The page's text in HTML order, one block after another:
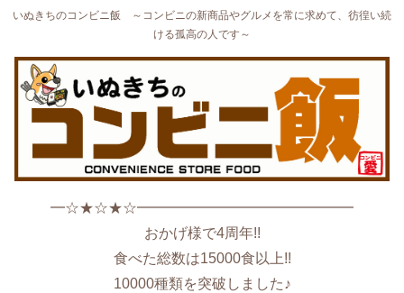
いぬきちのコンビニ飯 ～コンビニの新商品やグルメを常に求めて、彷徨い続
ける孤高の人です～
━☆★☆★☆━━━━━━━━━━━━━━━
おかげ様で4周年!!
食べた総数は15000食以上!!
10000種類を突破しました♪